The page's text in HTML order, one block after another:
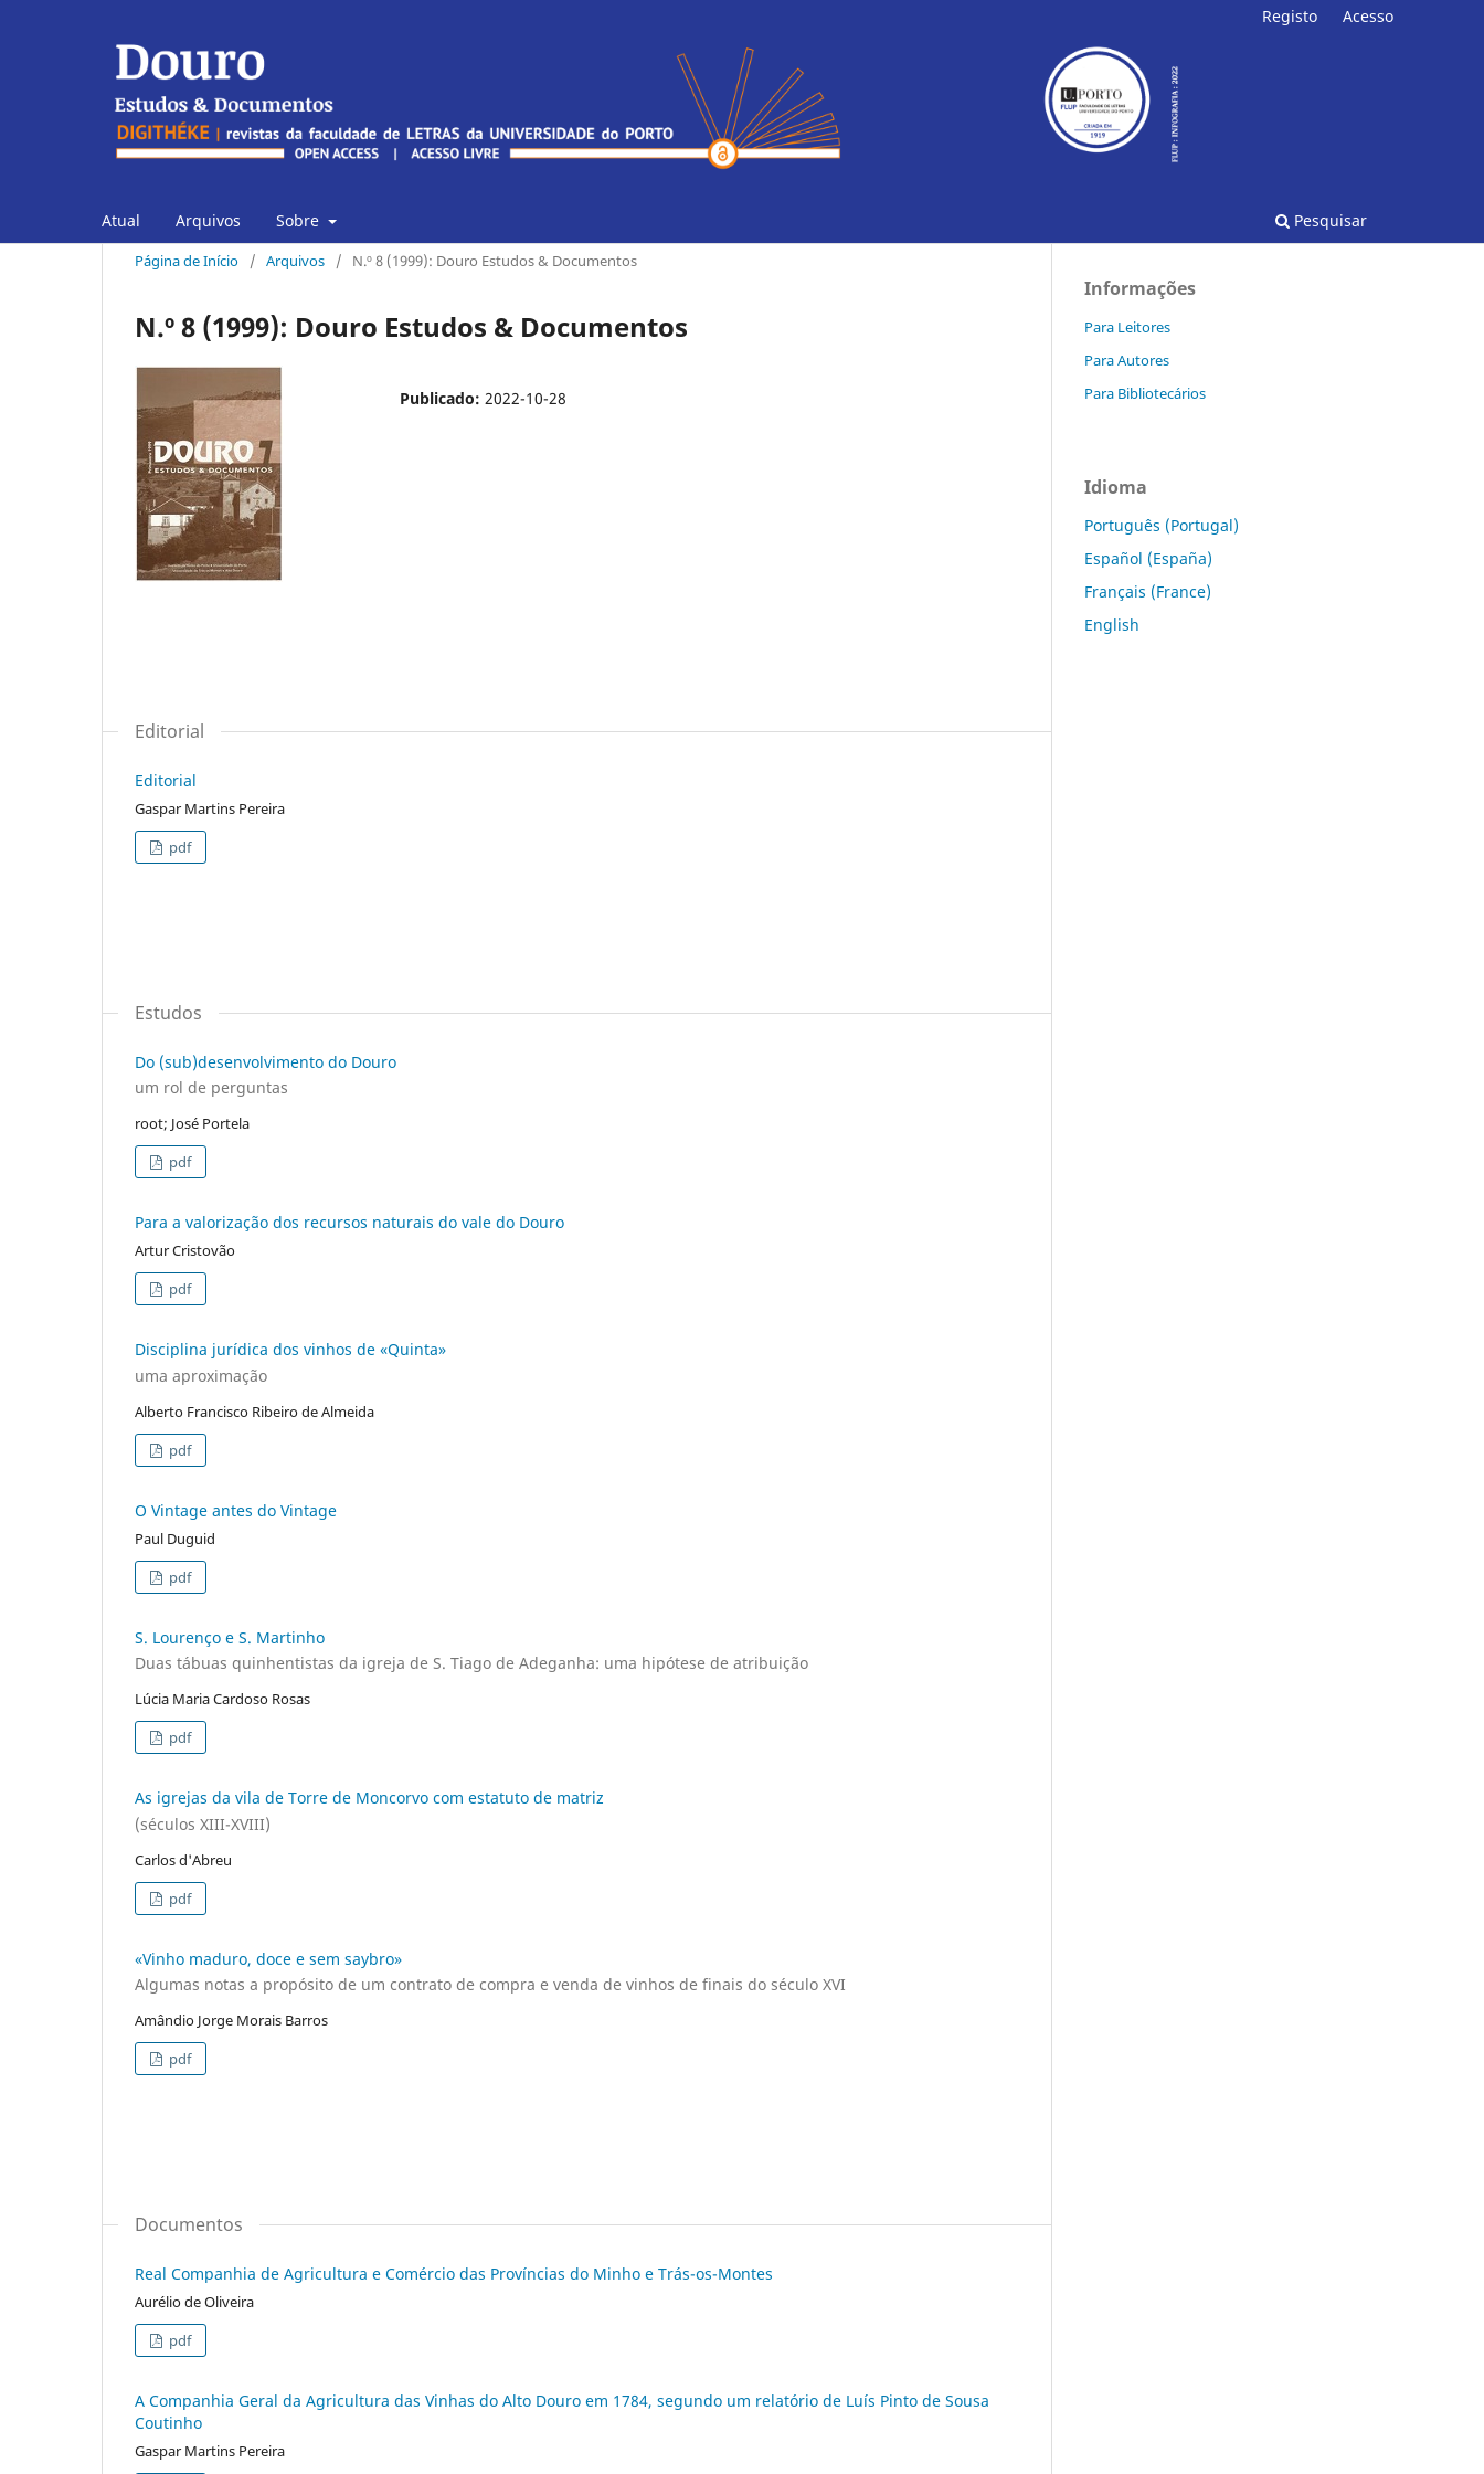
Atual Arquivos Sobre Pesquisar
Registo Acesso
Página de Início / Arquivos / N.º 8 (1999): Douro Estudos & Documentos
N.º 8 (1999): Douro Estudos & Documentos
Publicado: 2022-10-28
Editorial
Editorial
Gaspar Martins Pereira
pdf
Estudos
Do (sub)desenvolvimento do Douro
um rol de perguntas
root; José Portela
pdf
Para a valorização dos recursos naturais do vale do Douro
Artur Cristovão
pdf
Disciplina jurídica dos vinhos de «Quinta»
uma aproximação
Alberto Francisco Ribeiro de Almeida
pdf
O Vintage antes do Vintage
Paul Duguid
pdf
S. Lourenço e S. Martinho
Duas tábuas quinhentistas da igreja de S. Tiago de Adeganha: uma hipótese de atribuição
Lúcia Maria Cardoso Rosas
pdf
As igrejas da vila de Torre de Moncorvo com estatuto de matriz
(séculos XIII-XVIII)
Carlos d'Abreu
pdf
«Vinho maduro, doce e sem saybro»
Algumas notas a propósito de um contrato de compra e venda de vinhos de finais do século XVI
Amândio Jorge Morais Barros
pdf
Documentos
Real Companhia de Agricultura e Comércio das Províncias do Minho e Trás-os-Montes
Aurélio de Oliveira
pdf
A Companhia Geral da Agricultura das Vinhas do Alto Douro em 1784, segundo um relatório de Luís Pinto de Sousa
Coutinho
Gaspar Martins Pereira
Informações
Para Leitores
Para Autores
Para Bibliotecários
Idioma
Português (Portugal)
Español (España)
Français (France)
English